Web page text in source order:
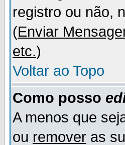
registro ou não,
(Enviar
etc.)
Voltar ao Topo
Como posso
A menos que
ou remover as